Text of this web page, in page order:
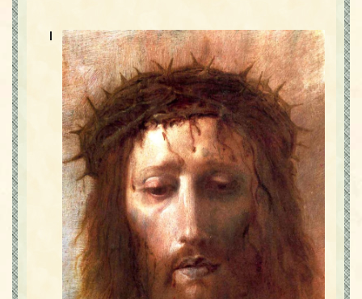
Mărgăritare
Calendar
Glosar
Repere
I